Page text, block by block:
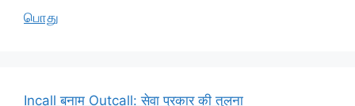
பொது
Incall बनाम Outcall: सेवा प्रकार की तुलना